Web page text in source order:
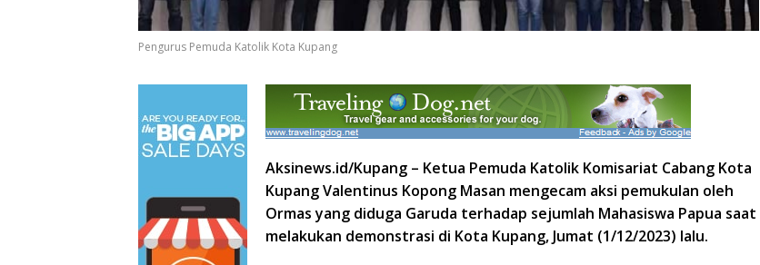
Pengurus Pemuda Katolik Kota Kupang
Aksinews.id/Kupang – Ketua Pemuda Katolik Komisariat Cabang Kota
Kupang Valentinus Kopong Masan mengecam aksi pemukulan oleh
Ormas yang diduga Garuda terhadap sejumlah Mahasiswa Papua saat
melakukan demonstrasi di Kota Kupang, Jumat (1/12/2023) lalu.